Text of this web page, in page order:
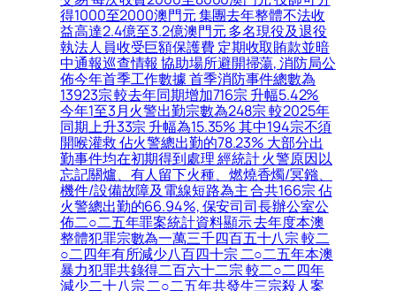
得1000至2000澳門元 集團去年整體不法收
益高達2.4億至3.2億澳門元 多名現役及退役
執法人員收受巨額保護費 定期收取賄款並暗
中通報巡查情報 協助場所避開掃蕩, 消防局公
佈今年首季工作數據 首季消防事件總數為
13923宗 較去年同期增加716宗 升幅5.42%
今年1至3月火警出勤宗數為248宗 較2025年
同期上升33宗 升幅為15.35% 其中194宗不須
開喉灌救 佔火警總出勤的78.23% 大部分出
勤事件均在初期得到處理 經統計 火警原因以
忘記關爐、有人留下火種、燃燒香燭/冥鏹、
機件/設備故障及電線短路為主 合共166宗 佔
火警總出勤的66.94%, 保安司司長辦公室公
佈二○二五年罪案統計資料顯示 去年度本澳
整體犯罪宗數為一萬三千四百五十八宗 較二
○二四年有所減少八百四十宗 二○二五年本澳
暴力犯罪共錄得二百六十二宗 較二○二四年
減少二十八宗 二○二五年共發生三宗殺人案